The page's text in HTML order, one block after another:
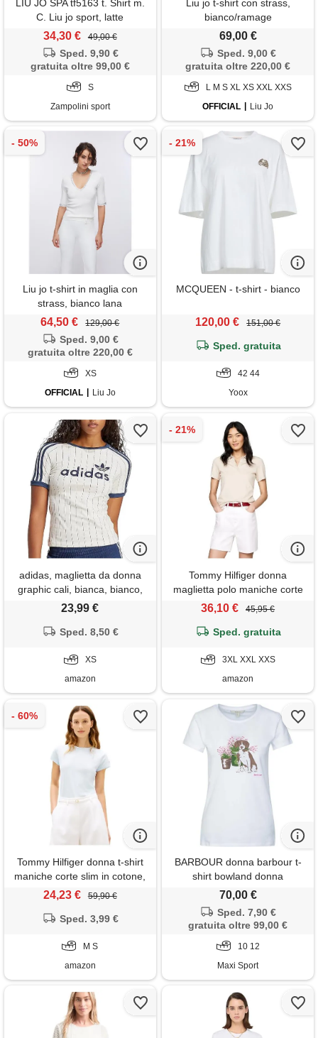
LIU JO SPA tf5163 t. Shirt m.
C. Liu jo sport, latte
34,30 € 49,00 €
Sped. 9,90 €
gratuita oltre 99,00 €
S
Zampolini sport
Liu jo t-shirt con strass,
bianco/ramage
69,00 €
Sped. 9,00 €
gratuita oltre 220,00 €
L M S XL XS XXL XXS
OFFICIAL
Liu Jo
Liu jo t-shirt in maglia con
strass, bianco lana
64,50 € 129,00 €
Sped. 9,00 €
gratuita oltre 220,00 €
XS
OFFICIAL
Liu Jo
MCQUEEN - t-shirt - bianco
120,00 € 151,00 €
Sped. gratuita
42 44
Yoox
adidas, maglietta da donna
graphic cali, bianca, bianco,
xs
23,99 €
Sped. 8,50 €
XS
amazon
Tommy Hilfiger donna
maglietta polo maniche corte
slim fit, beige (classic beige),
36,10 € 45,95 €
Sped. gratuita
3XL XXL XXS
amazon
Tommy Hilfiger donna t-shirt
maniche corte slim in cotone,
blu (keepsake blue), m
24,23 € 59,90 €
Sped. 3,99 €
M S
amazon
BARBOUR donna barbour t-
shirt bowland donna
70,00 €
Sped. 7,90 €
gratuita oltre 99,00 €
10 12
Maxi Sport